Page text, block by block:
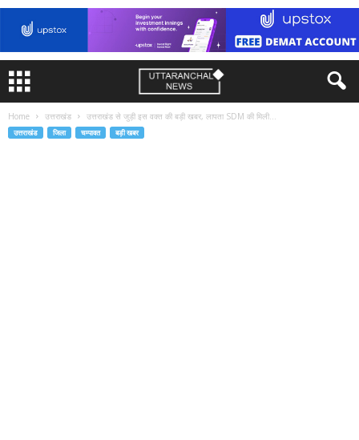
Home उत्तराखंड उत्तराखंड से जुड़ी इस वक्त की बड़ी खबर, लापता SDM की मिली...
उत्तराखंड जिला चम्पावत बड़ी खबर